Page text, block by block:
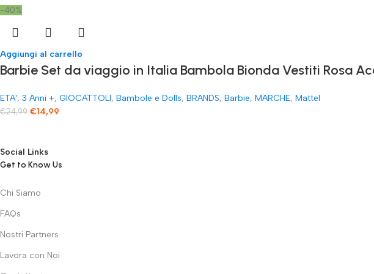
-40%
Aggiungi al carrello
Barbie Set da viaggio in Italia Bambola Bionda Vestiti Rosa
ETA', 3 Anni +, GIOCATTOLI, Bambole e Dolls, BRANDS, Barbie, MARCHE, Mattel
€24,99 €14,99
Social Links
Get to Know Us
Chi Siamo
FAQs
Nostri Partners
Lavora con Noi